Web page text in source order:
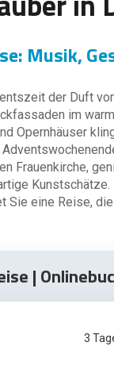
Musik,
der Duft
im
Opernhäuser
Frauenkirche,
Sie eine Reise,
|
3